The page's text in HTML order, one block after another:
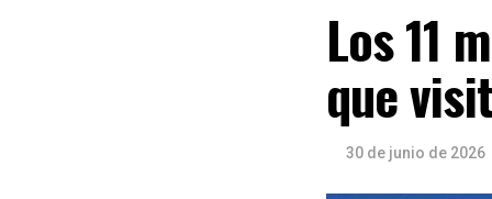
Los 11
que
30 de junio de 2026